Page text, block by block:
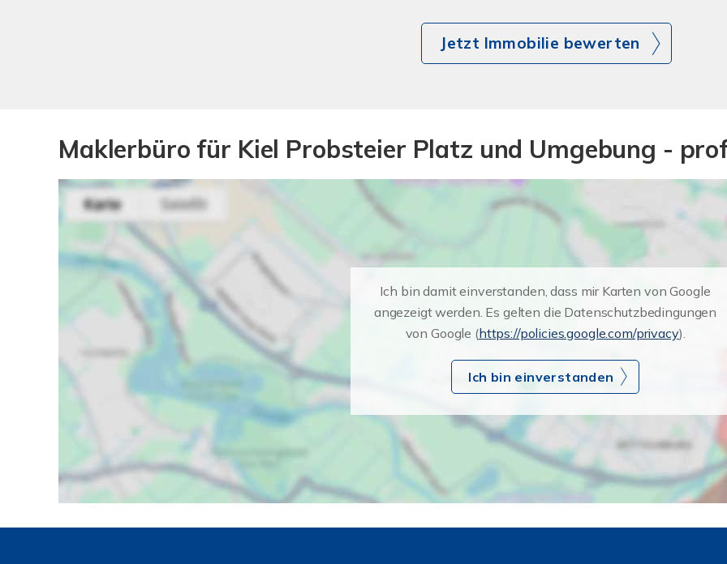
Jetzt Immobilie bewerten
Maklerbüro für Kiel Probsteier Platz und Umgebung -
Ich bin damit einverstanden, dass mir Karten von Google
angezeigt werden. Es gelten die Datenschutzbedingungen
von Google (https://policies.google.com/privacy).
Ich bin einverstanden